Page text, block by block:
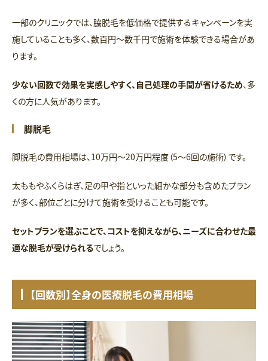
一部のクリニックでは、脇脱毛を低価格で提供するキャンペーンを実
施していることも多く、数百円〜数千円で施術を体験できる場合があ
ります。
少ない回数で効果を実感しやすく、自己処理の手間が省けるため、多
くの方に人気があります。
脚脱毛
脚脱毛の費用相場は、10万円〜20万円程度（5〜6回の施術）です。
太ももやふくらはぎ、足の甲や指といった細かな部分も含めたプラン
が多く、部位ごとに分けて施術を受けることも可能です。
セットプランを選ぶことで、コストを抑えながら、ニーズに合わせた最
適な脱毛が受けられるでしょう。
【回数別】全身の医療脱毛の費用相場